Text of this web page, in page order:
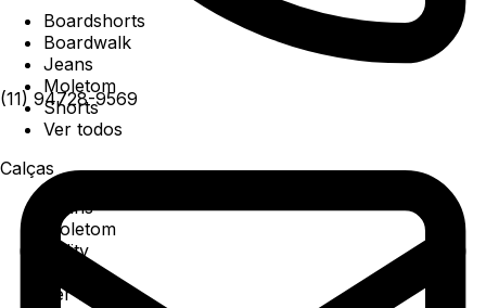
(11) 94728-9569
Boardshorts
Boardwalk
Jeans
Moletom
Shorts
Ver todos
Calças
Jeans
Moletom
Utility
Ver todos